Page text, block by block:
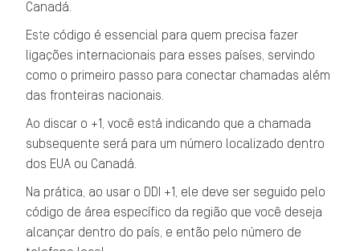
Canadá.
Este código é essencial para quem precisa fazer
ligações internacionais para esses países, servindo
como o primeiro passo para conectar chamadas além
das fronteiras nacionais.
Ao discar o +1, você está indicando que a chamada
subsequente será para um número localizado dentro
dos EUA ou Canadá.
Na prática, ao usar o DDI +1, ele deve ser seguido pelo
código de área específico da região que você deseja
alcançar dentro do país, e então pelo número de